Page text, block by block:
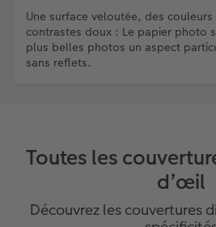
Une surface veloutée, des
contrastes doux : Le papier photo
plus belles photos un aspect
sans reflets.
Toutes les
d’œil
Découvrez les couvertures